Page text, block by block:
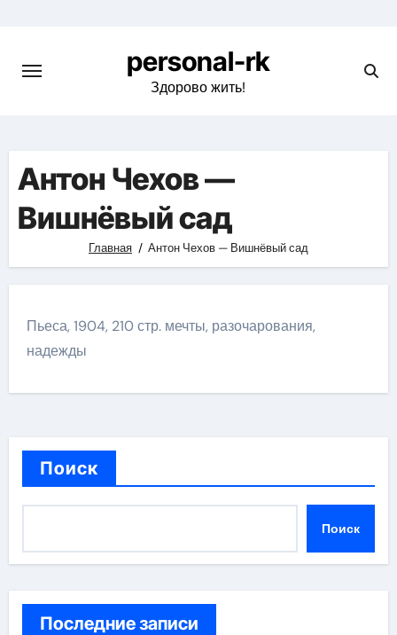
содержимому
personal-rk
Здорово жить!
Антон Чехов —
Вишнёвый сад
Главная Антон Чехов — Вишнёвый сад
Пьеса, 1904, 210 стр. мечты, разочарования,
надежды
Поиск
Поиск
Последние записи